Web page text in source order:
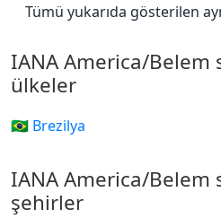
Tümü yukarıda gösterilen
IANA America/
ülkeler
🇧🇷 Brezilya
IANA America/
şehirler